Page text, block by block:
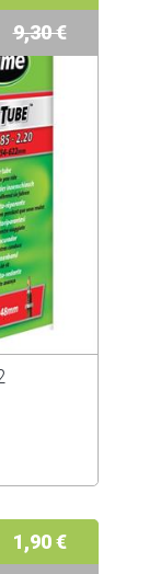
9,30 €
1,90 €